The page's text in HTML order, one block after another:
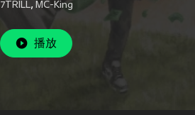
7TRILL, MC-King
播放